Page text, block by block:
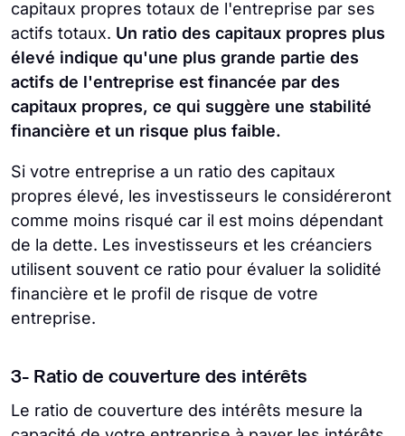
capitaux propres totaux de l'entreprise par ses
actifs totaux. Un ratio des capitaux propres plus
élevé indique qu'une plus grande partie des
actifs de l'entreprise est financée par des
capitaux propres, ce qui suggère une stabilité
financière et un risque plus faible.
Si votre entreprise a un ratio des capitaux
propres élevé, les investisseurs le considéreront
comme moins risqué car il est moins dépendant
de la dette. Les investisseurs et les créanciers
utilisent souvent ce ratio pour évaluer la solidité
financière et le profil de risque de votre
entreprise.
3- Ratio de couverture des intérêts
Le ratio de couverture des intérêts mesure la